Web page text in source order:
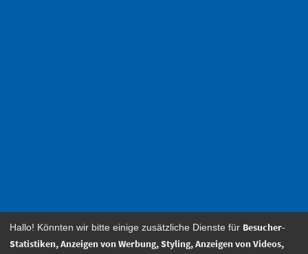
Hallo! Könnten wir bitte einige zusätzliche Dienste für Besucher-
Statistiken, Anzeigen von Werbung, Styling, Anzeigen von Videos,